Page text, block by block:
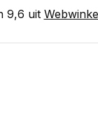
9,6 uit